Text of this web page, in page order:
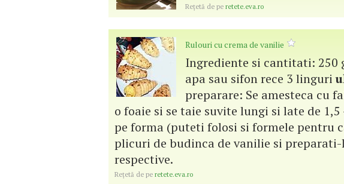
Reţetă de pe retete.eva.ro
Rulouri cu crema de vanilie
Ingrediente si cantitati: 250
apa sau sifon rece 3 linguri
preparare: Se amesteca cu
o foaie si se taie suvite lungi si late de
pe forma (puteti folosi si formele pentru
plicuri de budinca de vanilie si
respective.
Reţetă de pe retete.eva.ro